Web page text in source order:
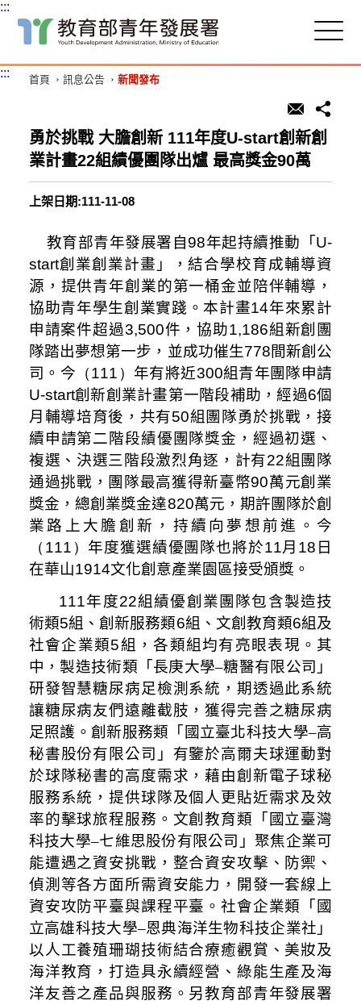
主
要
:::
::: 首頁 訊息公告 新聞發布
勇於挑戰 大膽創新 111年度U-start創新創
業計畫22組績優團隊出爐 最高獎金90萬
上架日期:111-11-08
教育部青年發展署 自98年起持續推動「U-
start創業創業計畫」，結合學校育成輔導資
源，提供青年創業的第一桶金並陪伴輔導，
協助青年學生創業實踐 。本計畫14年來累計
申請案件超過3,500件，協助1,186組新創團
隊踏出夢想第一步，並成功催生778間新創公
司。 今 （111）年有將近300組青年團隊申請
U-start創新創業計畫第一階段補助，經過6個
月輔導培育後，共有50組團隊勇於挑戰，接
續申請第二階段績優團隊獎金，經過初選、
複選、決選三階段激烈角逐，計有22組團隊
通過挑戰，團隊最高獲得新臺幣90萬元創業
獎金，總創業獎金達820萬元， 期許團隊於創
業路上大膽創新，持續向夢想前進。今
（111）年度獲選績優團隊也將於11月 18 日
在華山1914文化創意產業園區接受頒獎。
111年度22組績優創業團隊包含製造技
術類5組、創新服務類6組 、文創教育類6組及
社會企業類5組，各類組均有亮眼表現。 其
中，製造技術類「長庚大學–糖醫有限公司」
研發智慧糖尿病足檢測系統，期透過此系統
讓糖尿病友們遠離截肢，獲得完善之糖尿病
足照護。 創新服務類「國立臺北科技大學–高
秘書股份有限公司」有鑒於高爾夫球運動對
於球隊秘書的高度需求，藉由創新電子球秘
服務系統，提供球隊及個人更貼近需求及效
率的擊球旅程服務。文創教育類「國立臺灣
科技大學–七維思股份有限公司」聚焦企業可
能遭遇之資安挑戰，整合資安攻擊、防禦、
偵測等各方面所需資安能力，開發一套線上
資安攻防平臺與課程平臺。社會企業類「國
立高雄科技大學–恩典海洋生物科技企業社」
以人工養殖珊瑚技術結合療癒觀賞、美妝及
海洋教育，打造具永續經營、綠能生產及海
洋友善之產品與服務。另教育部青年發展署